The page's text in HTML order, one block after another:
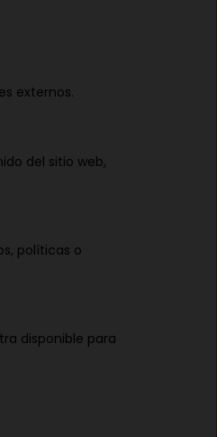
externos.
del sitio web,
políticas o
disponible para